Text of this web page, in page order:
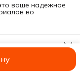
ваше надежное
во
возврата